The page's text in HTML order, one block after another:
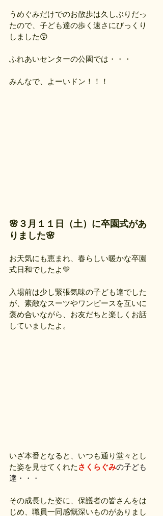
うめぐみだけでのお散歩は久しぶりだっ
たので、子ども達の歩く速さにびっくり
しました😲
ふれあいセンターの公園では・・・
みんなで、よーいドン！！！
🌸３月１１日（土）に卒園式があ
りました🌸
お天気にも恵まれ、春らしい暖かな卒園
式日和でしたよ💛
入場前は少し緊張気味の子ども達でした
が、素敵なスーツやワンピースを互いに
褒め合いながら、お友だちと楽しくお話
していましたよ。
いざ本番となると、いつも通り堂々とし
た姿を見せてくれたさくらぐみの子ども
達・・・
その成長した姿に、保護者の皆さんをは
じめ、職員一同感慨深いものがありまし